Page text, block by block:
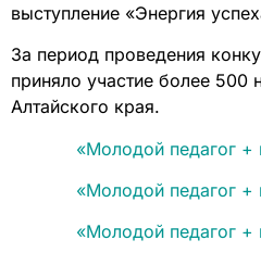
выступление «Энергия
За период проведения
приняло участие более 500
Алтайского края.
«Молодой педагог
«Молодой педагог
«Молодой педагог